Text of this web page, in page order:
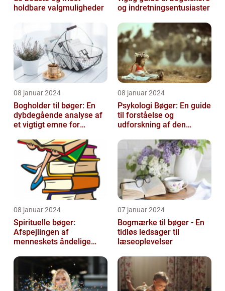
holdbare valgmuligheder
og indretningsentusiaster
08 januar 2024
Bogholder til bøger: En
dybdegående analyse af
et vigtigt emne for
personer
08 januar 2024
Psykologi Bøger: En guide
til forståelse og
udforskning af den
08 januar 2024
Spirituelle bøger:
Afspejlingen af
menneskets åndelige
07 januar 2024
Bogmærke til bøger - En
tidløs ledsager til
læseoplevelser